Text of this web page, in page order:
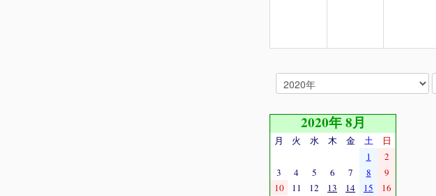
2020年 8月
月 火 水 木 金 土
日
1
2
3
4 5 6 7 8
9
10
11 12 13 14 15 16